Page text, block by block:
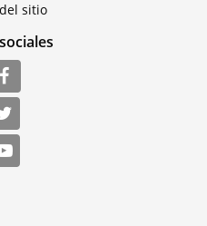
sitio